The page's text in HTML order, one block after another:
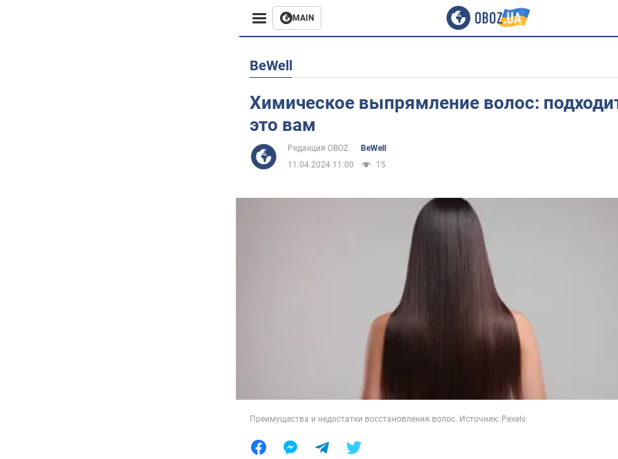
MAIN
Европа
Азия
Африка
BeWell
Химическое выпрямление волос:
это вам
Редакция OBOZ
BeWell
11.04.2024 11:00
15
Преимущества и недостатки восстановления волос. Источник: Pexels